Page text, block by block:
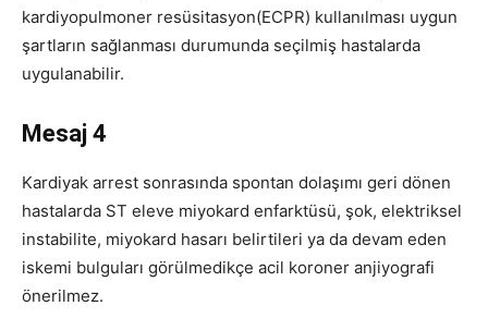
kardiyopulmoner resüsitasyon(ECPR) kullanılması uygun
şartların sağlanması durumunda seçilmiş hastalarda
uygulanabilir.
Mesaj 4
Kardiyak arrest sonrasında spontan dolaşımı geri dönen
hastalarda ST eleve miyokard enfarktüsü, şok, elektriksel
instabilite, miyokard hasarı belirtileri ya da devam eden
iskemi bulguları görülmedikçe acil koroner anjiyografi
önerilmez.